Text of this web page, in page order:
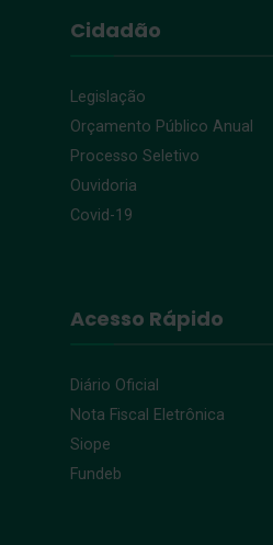
Cidadão
Legislação
Orçamento Público Anual
Processo Seletivo
Ouvidoria
Covid-19
Acesso Rápido
Diário Oficial
Nota Fiscal Eletrônica
Siope
Fundeb